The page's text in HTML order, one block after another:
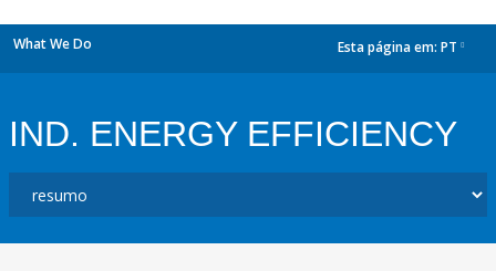
What We Do Esta página em: PT
IND. ENERGY EFFICIENCY